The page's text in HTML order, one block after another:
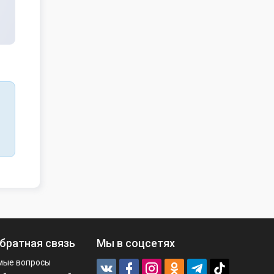
связь
вопросы
Мы в соцсетях